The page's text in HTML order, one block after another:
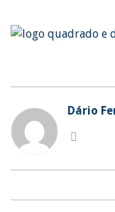
Dário